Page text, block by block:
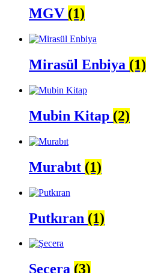
MGV (1)
Mirasül Enbiya (1)
Mubin Kitap (2)
Murabıt (1)
Putkıran (1)
Şecera (3)